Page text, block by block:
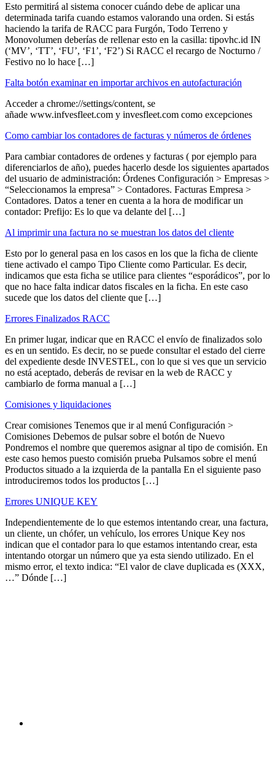
Esto permitirá al sistema conocer cuándo debe de aplicar una
determinada tarifa cuando estamos valorando una orden. Si estás
haciendo la tarifa de RACC para Furgón, Todo Terreno y
Monovolumen deberías de rellenar esto en la casilla: tipovhc.id IN
(‘MV’, ‘TT’, ‘FU’, ‘F1’, ‘F2’) Si RACC el recargo de Nocturno /
Festivo no lo hace […]
Falta botón examinar en importar archivos en autofacturación
Acceder a chrome://settings/content, se
añade www.infvesfleet.com y invesfleet.com como excepciones
Como cambiar los contadores de facturas y números de órdenes
Para cambiar contadores de ordenes y facturas ( por ejemplo para
diferenciarlos de año), puedes hacerlo desde los siguientes apartados
del usuario de administración: Órdenes Configuración > Empresas >
“Seleccionamos la empresa” > Contadores. Facturas Empresa >
Contadores. Datos a tener en cuenta a la hora de modificar un
contador: Prefijo: Es lo que va delante del […]
Al imprimir una factura no se muestran los datos del cliente
Esto por lo general pasa en los casos en los que la ficha de cliente
tiene activado el campo Tipo Cliente como Particular. Es decir,
indicamos que esta ficha se utilice para clientes “esporádicos”, por lo
que no hace falta indicar datos fiscales en la ficha. En este caso
sucede que los datos del cliente que […]
Errores Finalizados RACC
En primer lugar, indicar que en RACC el envío de finalizados solo
es en un sentido. Es decir, no se puede consultar el estado del cierre
del expediente desde INVESTEL, con lo que si ves que un servicio
no está aceptado, deberás de revisar en la web de RACC y
cambiarlo de forma manual a […]
Comisiones y liquidaciones
Crear comisiones Tenemos que ir al menú Configuración >
Comisiones Debemos de pulsar sobre el botón de Nuevo
Pondremos el nombre que queremos asignar al tipo de comisión. En
este caso hemos puesto comisión prueba Pulsamos sobre el menú
Productos situado a la izquierda de la pantalla En el siguiente paso
introduciremos todos los productos […]
Errores UNIQUE KEY
Independientemente de lo que estemos intentando crear, una factura,
un cliente, un chófer, un vehículo, los errores Unique Key nos
indican que el contador para lo que estamos intentando crear, esta
intentando otorgar un número que ya esta siendo utilizado. En el
mismo error, el texto indica: “El valor de clave duplicada es (XXX,
…” Dónde […]